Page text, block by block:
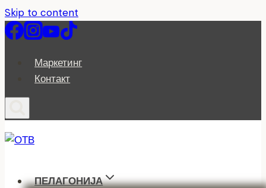
Skip to content
Маркетинг
Контакт
ПЕЛАГОНИЈА